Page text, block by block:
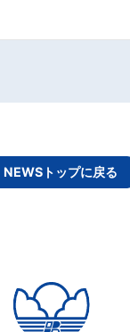
NEWSトップに戻る